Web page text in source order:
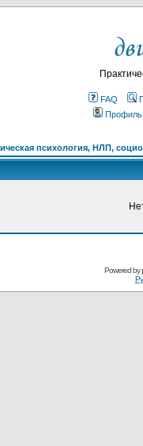
FAQ
Профиль
психология, НЛП,
Powered by